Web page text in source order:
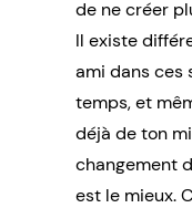
de ne créer
Il existe
ami dans ces
temps, et
déjà de ton
changement
est le mieux.